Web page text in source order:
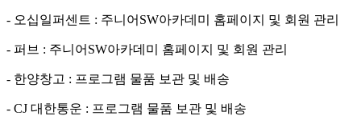
- 오십일퍼센트 : 주니어SW아카데미 홈페이지 및 회원 관리
- 퍼브 : 주니어SW아카데미 홈페이지 및 회원 관리
- 한양창고 : 프로그램 물품 보관 및 배송
- CJ 대한통운 : 프로그램 물품 보관 및 배송